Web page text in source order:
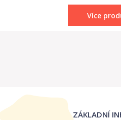
Více
ZÁKLADNÍ